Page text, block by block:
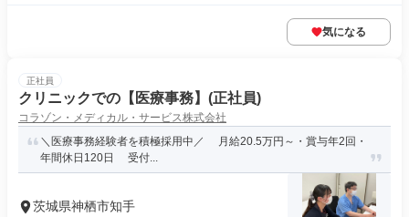
気になる
正社員
クリニックでの【医療事務】(正社員)
コラゾン・メディカル・サービス株式会社
＼医療事務経験者を積極採用中／ 月給20.5万円～・賞与年2回・
年間休日120日 受付...
茨城県神栖市知手